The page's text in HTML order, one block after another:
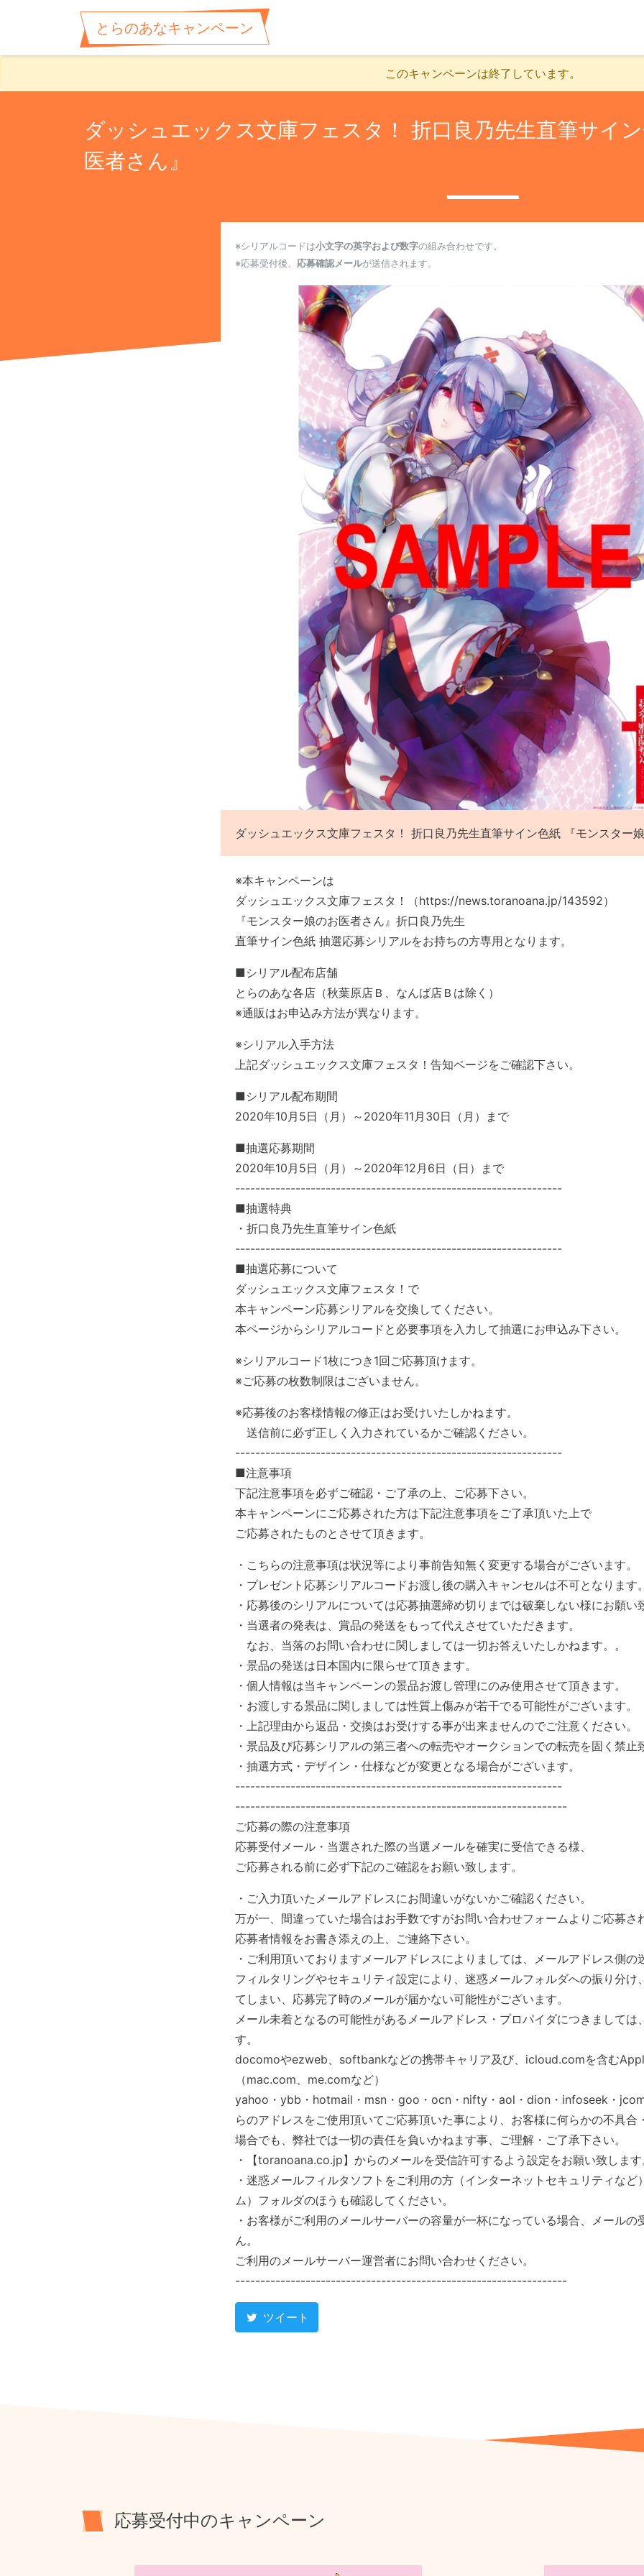
とらのあなキャンペーン
このキャンペーンは終了しています。
ダッシュエックス文庫フェスタ！ 折口良乃先生直筆サイ
医者さん』
※シリアルコードは小文字の英字および数字の組み合わせです。
※応募受付後、 応募確認メールが送信されます。
ダッシュエックス文庫フェスタ！ 折口良乃先生直筆サイン色紙 『モンスター娘
※本キャンペーンは
ダッシュエックス文庫フェスタ！（https://news.toranoana.jp/143592）
『モンスター娘のお医者さん』折口良乃先生
直筆サイン色紙 抽選応募シリアルをお持ちの方専用となります。
■シリアル配布店舗
とらのあな各店（秋葉原店Ｂ、なんば店Ｂは除く）
※通販はお申込み方法が異なります。
※シリアル入手方法
上記ダッシュエックス文庫フェスタ！告知ページをご確認下さい。
■シリアル配布期間
2020年10月5日（月）～2020年11月30日（月）まで
■抽選応募期間
2020年10月5日（月）～2020年12月6日（日）まで
-----------------------------------------------------------------
■抽選特典
・折口良乃先生直筆サイン色紙
-----------------------------------------------------------------
■抽選応募について
ダッシュエックス文庫フェスタ！で
本キャンペーン応募シリアルを交換してください。
本ページからシリアルコードと必要事項を入力して抽選にお申込み下さい。
※シリアルコード1枚につき1回ご応募頂けます。
※ご応募の枚数制限はございません。
※応募後のお客様情報の修正はお受けいたしかねます。
送信前に必ず正しく入力されているかご確認ください。
-----------------------------------------------------------------
■注意事項
下記注意事項を必ずご確認・ご了承の上、ご応募下さい。
本キャンペーンにご応募された方は下記注意事項をご了承頂いた上で
ご応募されたものとさせて頂きます。
・こちらの注意事項は状況等により事前告知無く変更する場合がございます。
・プレゼント応募シリアルコードお渡し後の購入キャンセルは不可となります。
・応募後のシリアルについては応募抽選締め切りまでは破棄しない様にお願い
・当選者の発表は、賞品の発送をもって代えさせていただきます。
なお、当落のお問い合わせに関しましては一切お答えいたしかねます。。
・景品の発送は日本国内に限らせて頂きます。
・個人情報は当キャンペーンの景品お渡し管理にのみ使用させて頂きます。
・お渡しする景品に関しましては性質上傷みが若干でる可能性がございます。
・上記理由から返品・交換はお受けする事が出来ませんのでご注意ください。
・景品及び応募シリアルの第三者への転売やオークションでの転売を固く禁止
・抽選方式・デザイン・仕様などが変更となる場合がございます。
-----------------------------------------------------------------
------------------------------------------------------------------
ご応募の際の注意事項
応募受付メール・当選された際の当選メールを確実に受信できる様、
ご応募される前に必ず下記のご確認をお願い致します。
・ご入力頂いたメールアドレスにお間違いがないかご確認ください。
万が一、間違っていた場合はお手数ですがお問い合わせフォームよりご応募さ
応募者情報をお書き添えの上、ご連絡下さい。
・ご利用頂いておりますメールアドレスによりましては、メールアドレス側の
フィルタリングやセキュリティ設定により、迷惑メールフォルダへの振り分け
てしまい、応募完了時のメールが届かない可能性がございます。
メール未着となるの可能性があるメールアドレス・プロパイダにつきましては
す。
docomoやezweb、softbankなどの携帯キャリア及び、icloud.comを含む
（mac.com、me.comなど）
yahoo・ybb・hotmail・msn・goo・ocn・nifty・aol・dion・infoseek・
らのアドレスをご使用頂いてご応募頂いた事により、お客様に何らかの不具合
場合でも、弊社では一切の責任を負いかねます事、ご理解・ご了承下さい。
・【toranoana.co.jp】からのメールを受信許可するよう設定をお願い致します
・迷惑メールフィルタソフトをご利用の方（インターネットセキュリティなど
ム）フォルダのほうも確認してください。
・お客様がご利用のメールサーバーの容量が一杯になっている場合、メールの
ん。
ご利用のメールサーバー運営者にお問い合わせください。
------------------------------------------------------------------
ツイート
応募受付中のキャンペーン